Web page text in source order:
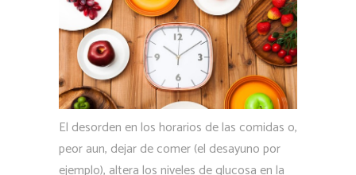
El desorden en los horarios de las comidas o,
peor aun, dejar de comer (el desayuno por
ejemplo), altera los niveles de glucosa en la